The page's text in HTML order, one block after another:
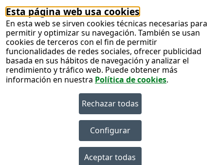
Esta página web usa cookies
En esta web se sirven cookies técnicas necesarias para
permitir y optimizar su navegación. También se usan
cookies de terceros con el fin de permitir
funcionalidades de redes sociales, ofrecer publicidad
basada en sus hábitos de navegación y analizar el
rendimiento y tráfico web. Puede obtener más
información en nuestra Política de cookies.